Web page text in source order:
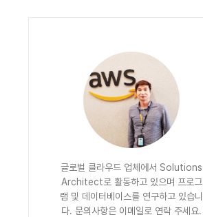
글로벌 클라우드 업체에서 Solutions
Architect로 활동하고 있으며 프로그
램 및 데이터베이스를 연구하고 있습니
다. 문의사항은 이메일로 연락 주세요.